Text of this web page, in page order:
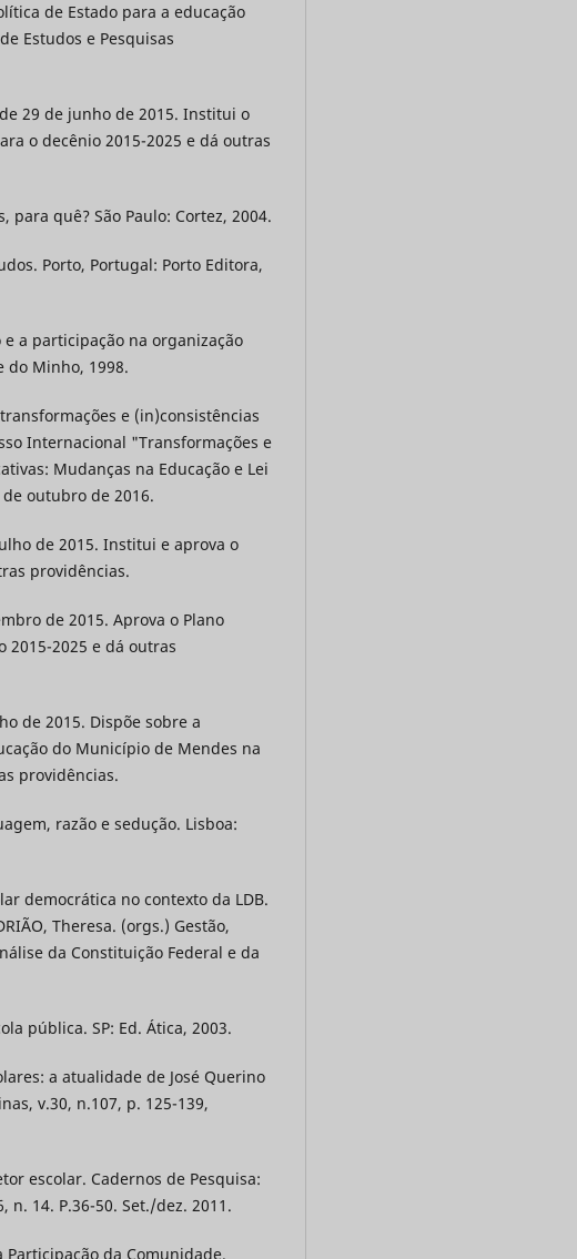
de Estado para a educação
Estudos e Pesquisas
de 29 de junho de 2015. Institui o
o decênio 2015-2025 e dá outras
para quê? São Paulo: Cortez, 2004.
Porto, Portugal: Porto Editora,
e a participação na organização
do Minho, 1998.
e (in)consistências
Internacional "Transformações e
Mudanças na Educação e Lei
outubro de 2016.
de 2015. Institui e aprova o
providências.
de 2015. Aprova o Plano
2015-2025 e dá outras
de 2015. Dispõe sobre a
do Município de Mendes na
providências.
razão e sedução. Lisboa:
democrática no contexto da LDB.
Theresa. (orgs.) Gestão,
da Constituição Federal e da
pública. SP: Ed. Ática, 2003.
a atualidade de José Querino
v.30, n.107, p. 125-139,
escolar. Cadernos de Pesquisa:
14. P.36-50. Set./dez. 2011.
Participação da Comunidade.